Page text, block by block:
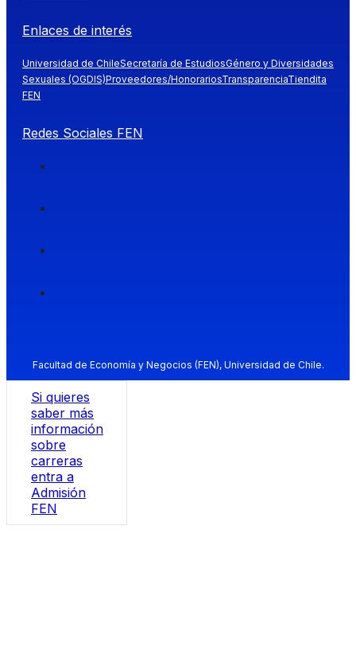
Enlaces de interés
Universidad de ChileSecretaría de EstudiosGénero y Diversidades
Sexuales (OGDIS)Proveedores/HonorariosTransparenciaTiendita
FEN
Redes Sociales FEN
Facultad de Economía y Negocios (FEN), Universidad de Chile.
Si quieres
saber más
información
sobre
carreras
entra a
Admisión
FEN